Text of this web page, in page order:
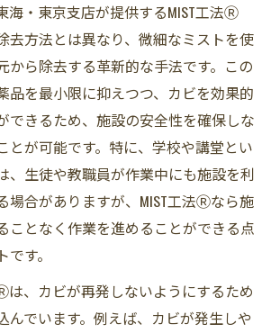
海・東京支店が提供するMIST工法Ⓡ
去方法とは異なり、微細なミストを使
から除去する革新的な手法です。この
品を最小限に抑えつつ、カビを効果的
できるため、施設の安全性を確保しな
とが可能です。特に、学校や講堂とい
、生徒や教職員が作業中にも施設を利
場合がありますが、MIST工法Ⓡなら施
ことなく作業を進めることができる点
す。
は、カビが再発しないようにするため
んでいます。例えば、カビが発生しや